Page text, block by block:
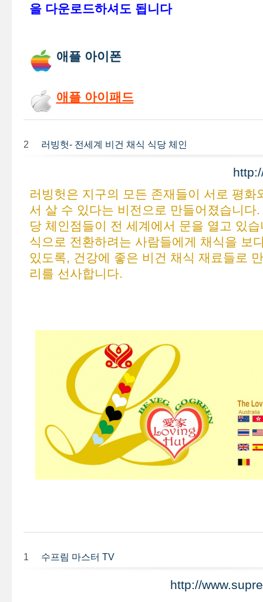
을 다운로드하셔도 됩니다
애플 아이폰
애플 아이패드
2 러빙헛- 전세계 비건 채식 식당 체인
러빙헛은 지구의 모든 존재들이 서로 평화
서 살 수 있다는 비전으로 만들어졌습니다
당 체인점들이 전 세계에서 문을 열고 있
식으로 전환하려는 사람들에게 채식을 보
있도록, 건강에 좋은 비건 채식 재료들로
리를 선사합니다.
1 수프림 마스터 TV
http://